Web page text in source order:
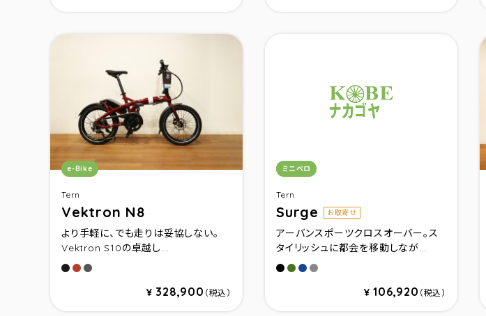
Tern
Vektron N8
カテゴリ：
e-Bike
より手軽に、でも走りは妥協しない。
Vektron S10の卓越し...
マットブラック
ダークレッド
ダークグレー
¥ 328,900 （税込）
Tern
Surge お取寄せ
カテゴリ：
ミニベロ
アーバンスポーツクロスオーバー。ス
タイリッシュに都会を移動しなが...
マットブラック
グリ－ンガンメタル
インディゴ
アイアン
¥106,920 （税込）